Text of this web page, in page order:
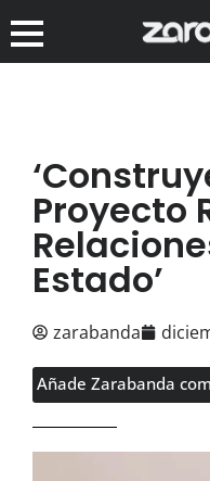
Proyecto
Estado’
zarabanda
Añade Zarabanda